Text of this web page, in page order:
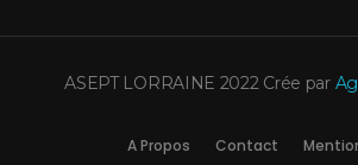
ASEPT LORRAINE 2022 Crée par
A Propos Contact